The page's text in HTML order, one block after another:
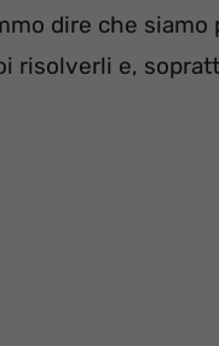
dire che siamo
risolverli e,